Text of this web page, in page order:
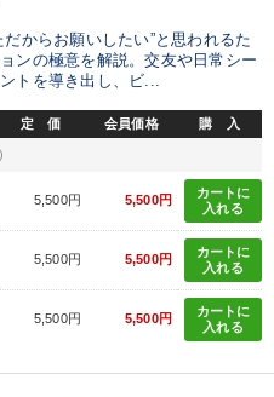
からお願いしたい”と思われるた
ンの極意を解説。交友や日常シー
トを導き出し、ビ...
定 価 会員価格 購 入
5,500円 5,500円
カートに
入れる
5,500円 5,500円
カートに
入れる
5,500円 5,500円
カートに
入れる